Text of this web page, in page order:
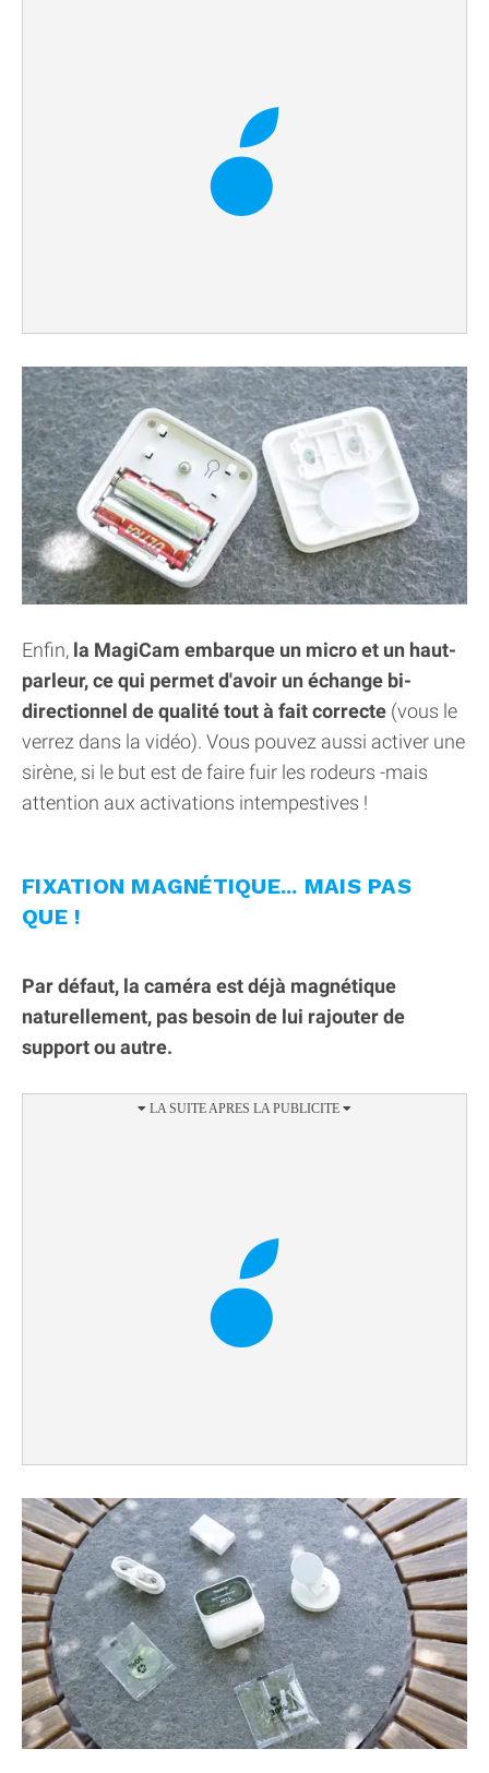
Enfin, la MagiCam embarque un micro et un haut-
parleur, ce qui permet d'avoir un échange bi-
directionnel de qualité tout à fait correcte (vous le
verrez dans la vidéo). Vous pouvez aussi activer une
sirène, si le but est de faire fuir les rodeurs -mais
attention aux activations intempestives !
FIXATION MAGNÉTIQUE... MAIS PAS
QUE !
Par défaut, la caméra est déjà magnétique
naturellement, pas besoin de lui rajouter de
support ou autre.